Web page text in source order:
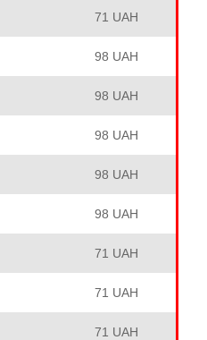
71 UAH
98 UAH
98 UAH
98 UAH
98 UAH
98 UAH
71 UAH
71 UAH
71 UAH